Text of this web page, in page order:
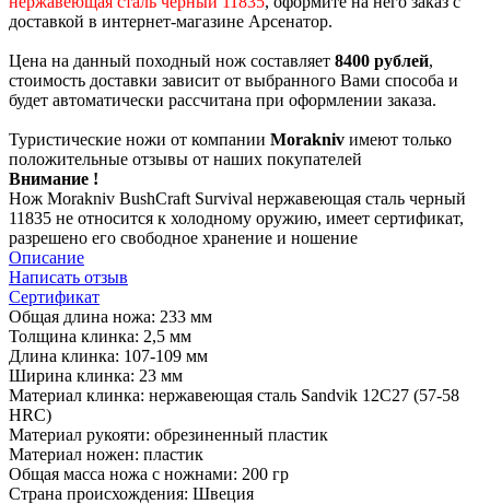
доставкой в интернет-магазине Арсенатор.
Цена на данный походный нож составляет 8400 рублей,
стоимость доставки зависит от выбранного Вами способа и
будет автоматически рассчитана при оформлении заказа.
Туристические ножи от компании Morakniv имеют только
положительные отзывы от наших покупателей
Внимание !
Нож Morakniv BushCraft Survival нержавеющая сталь черный
11835 не относится к холодному оружию, имеет сертификат,
разрешено его свободное хранение и ношение
Описание
Написать отзыв
Сертификат
Общая длина ножа: 233 мм
Толщина клинка: 2,5 мм
Длина клинка: 107-109 мм
Ширина клинка: 23 мм
Материал клинка: нержавеющая сталь Sandvik 12C27 (57-58
HRC)
Материал рукояти: обрезиненный пластик
Материал ножен: пластик
Общая масса ножа с ножнами: 200 гр
Страна происхождения: Швеция